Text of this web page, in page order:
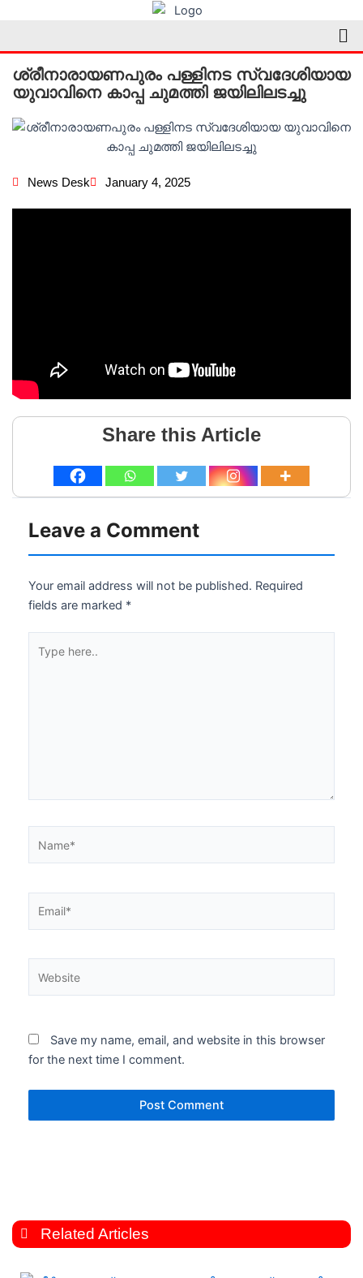
content
ശ്രീനാരായണപുരം പള്ളിനട സ്വദേശിയായ
യുവാവിനെ കാപ്പ ചുമത്തി ജയിലിലടച്ചു
News Desk January 4, 2025
Share this Article
Leave a Comment
Your email address will not be published. Required
fields are marked *
here..
Save my name, email, and website in this browser
for the next time I comment.
Related Articles